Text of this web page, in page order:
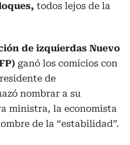
todos lejos de la
de izquierdas Nuevo
ganó los comicios con
de
nombrar a su
ministra, la economista
de la “estabilidad”.